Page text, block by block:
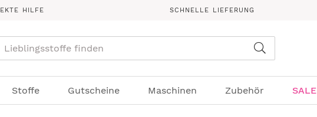
HILFE SCHNELLE LIEFERUNG
Stoffe Gutscheine Maschinen Zubehör SALE